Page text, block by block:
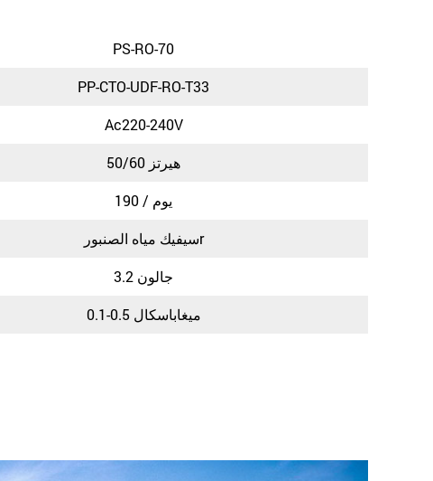
PS-RO-70
PP-CTO-UDF-RO-T33
Ac220-240V
50/60 هيرتز
190 / يوم
سيفيك مياه الصنبورr
3.2 جالون
0.1-0.5 ميغاباسكال